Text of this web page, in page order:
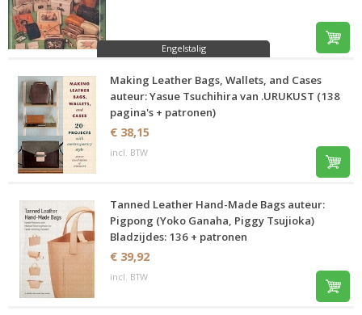
Engelstalig
Making Leather Bags, Wallets, and Cases
auteur: Yasue Tsuchihira van .URUKUST (138
pagina's + patronen)
€ 38,15
incl. BTW
Tanned Leather Hand-Made Bags auteur:
Pigpong (Yoko Ganaha, Piggy Tsujioka)
Bladzijdes: 136 + patronen
€ 39,92
incl. BTW